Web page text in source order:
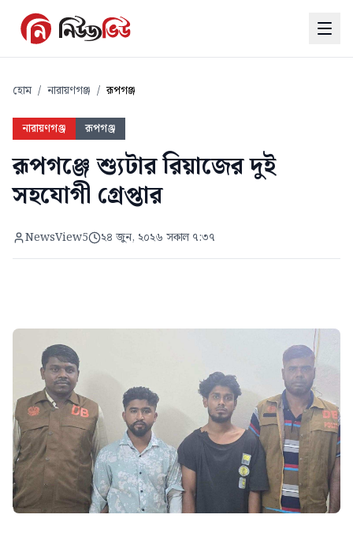
হোম / নারায়ণগঞ্জ / রূপগঞ্জ
নারায়ণগঞ্জ রূপগঞ্জ
রূপগঞ্জে শ্যুটার রিয়াজের দুই
সহযোগী গ্রেপ্তার
NewsView5 ২৪ জুন, ২০২৬ সকাল ৭:৩৭